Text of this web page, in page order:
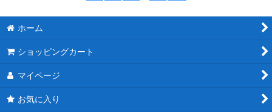
ホーム
ショッピングカート
マイページ
お気に入り